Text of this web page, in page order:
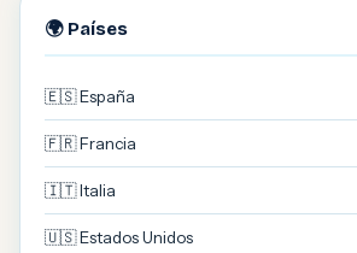
🌍 Países
🇪🇸 España
🇫🇷 Francia
🇮🇹 Italia
🇺🇸 Estados Unidos